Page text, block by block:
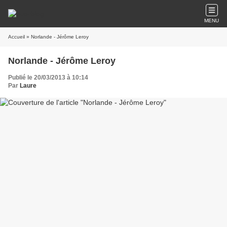
MENU
Accueil » Norlande - Jérôme Leroy
Norlande - Jérôme Leroy
Publié le 20/03/2013 à 10:14
Par Laure